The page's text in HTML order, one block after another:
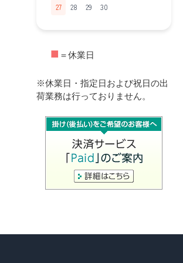
27
28 29 30
■ ＝休業日
※休業日・指定日および祝日の出
荷業務は行っておりません。